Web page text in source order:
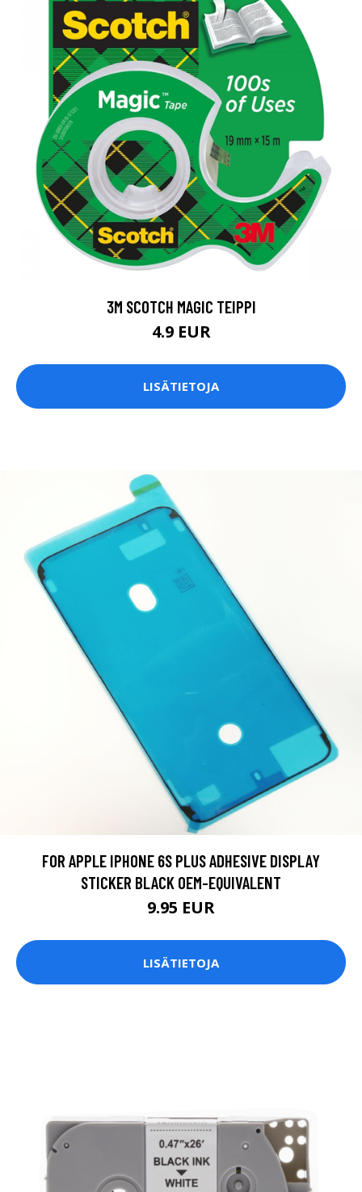
3M SCOTCH MAGIC TEIPPI
4.9 EUR
LISÄTIETOJA
FOR APPLE IPHONE 6S PLUS ADHESIVE DISPLAY
STICKER BLACK OEM-EQUIVALENT
9.95 EUR
LISÄTIETOJA